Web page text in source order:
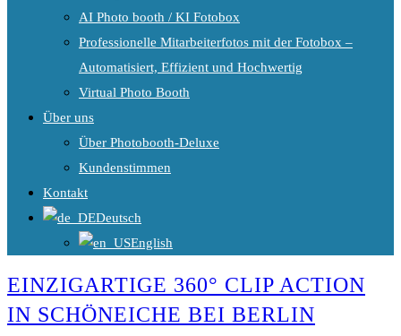
AI Photo booth / KI Fotobox
Professionelle Mitarbeiterfotos mit der Fotobox –
Automatisiert, Effizient und Hochwertig
Virtual Photo Booth
Über uns
Über Photobooth-Deluxe
Kundenstimmen
Kontakt
Deutsch
English
EINZIGARTIGE 360° CLIP ACTION
IN SCHÖNEICHE BEI BERLIN